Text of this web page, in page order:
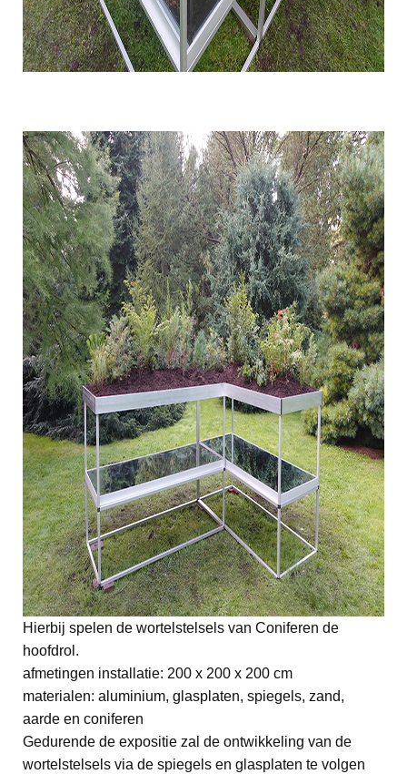
Hierbij spelen de wortelstelsels van Coniferen de
hoofdrol.
afmetingen installatie: 200 x 200 x 200 cm
materialen: aluminium, glasplaten, spiegels, zand,
aarde en coniferen
Gedurende de expositie zal de ontwikkeling van de
wortelstelsels via de spiegels en glasplaten te volgen